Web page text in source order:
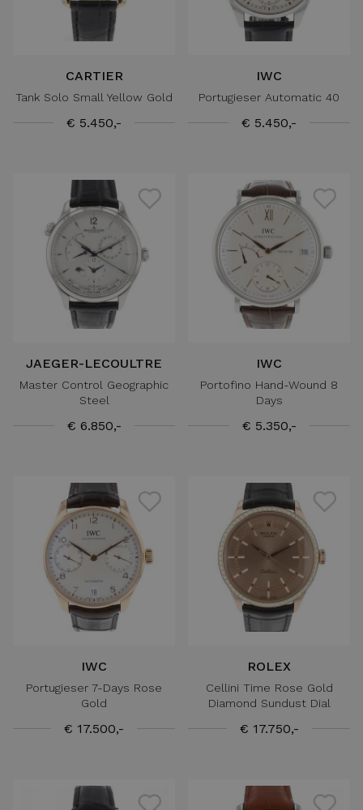
CARTIER
Tank Solo Small Yellow Gold
€ 5.450,-
IWC
Portugieser Automatic 40
€ 5.450,-
JAEGER-LECOULTRE
Master Control Geographic
Steel
€ 6.850,-
IWC
Portofino Hand-Wound 8
Days
€ 5.350,-
IWC
Portugieser 7-Days Rose
Gold
€ 17.500,-
ROLEX
Cellini Time Rose Gold
Diamond Sundust Dial
€ 17.750,-